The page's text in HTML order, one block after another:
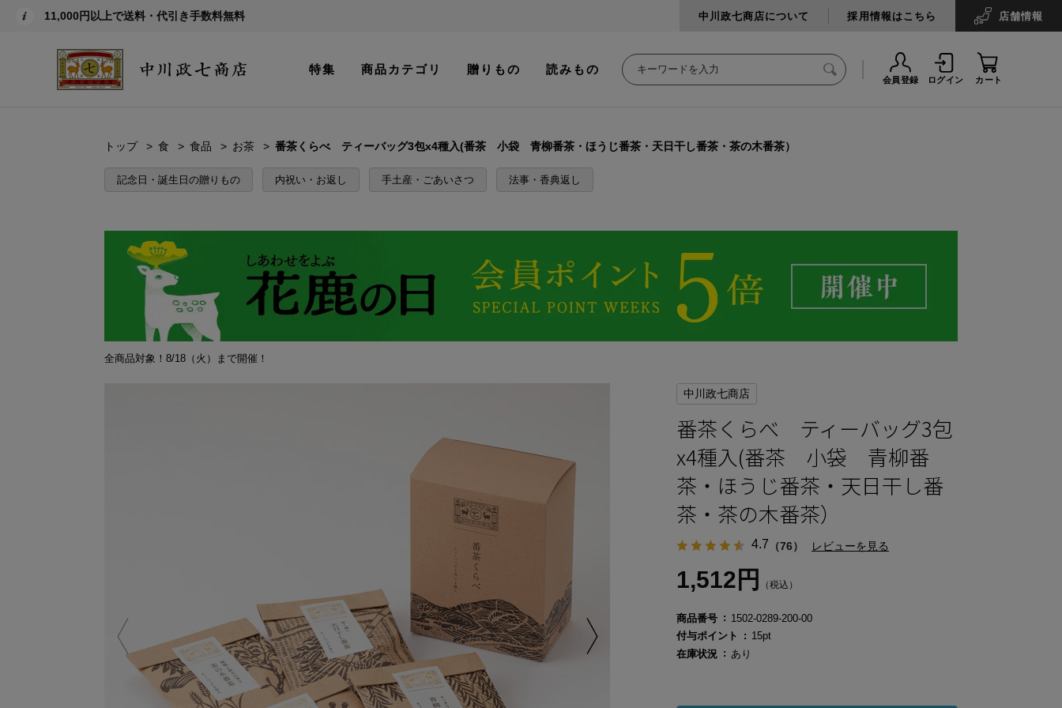
11,000円以上で送料・代引き手数料無料 中川政七商店について 採用情報はこちら 店舗情報
特集 商品カテゴリ 贈りもの 読みもの
会員登録 ログイン カート
トップ 食 食品 お茶 番茶くらべ ティーバッグ3包x4種入(番茶 小袋 青柳番茶・ほうじ番茶・天日干し番茶・茶の木番茶）
記念日・誕生日の贈りもの 内祝い・お返し 手土産・ごあいさつ 法事・香典返し
全商品対象！8/18（火）まで開催！
中川政七商店
番茶くらべ ティーバッグ3包
x4種入(番茶 小袋 青柳番
茶・ほうじ番茶・天日干し番
茶・茶の木番茶）
4.7 （76） レビューを見る
1,512円 （税込）
商品番号
1502-0289-200-00
付与ポイント
15pt
在庫状況
あり